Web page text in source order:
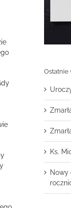
Ostatnie
Ks.
Nowy